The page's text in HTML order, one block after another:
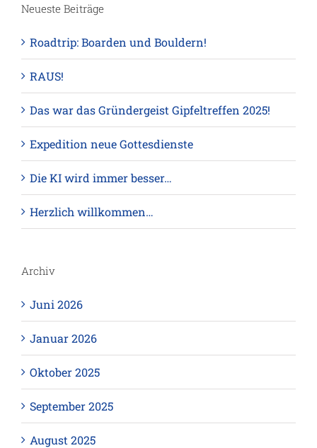
Neueste Beiträge
Roadtrip: Boarden und Bouldern!
RAUS!
Das war das Gründergeist Gipfeltreffen 2025!
Expedition neue Gottesdienste
Die KI wird immer besser…
Herzlich willkommen…
Archiv
Juni 2026
Januar 2026
Oktober 2025
September 2025
August 2025